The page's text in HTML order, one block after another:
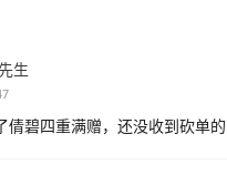
生
倩碧四重满赠，还没收到砍单的